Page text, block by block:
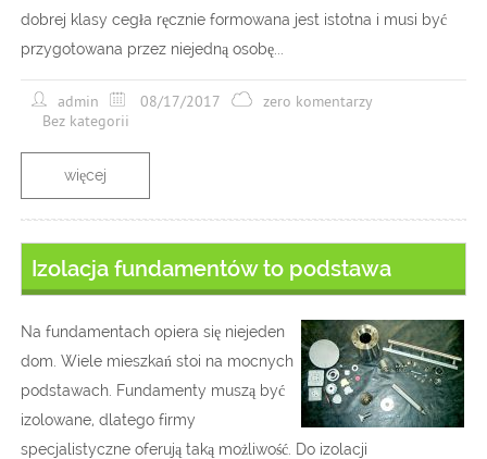
dobrej klasy cegła ręcznie formowana jest istotna i musi być
przygotowana przez niejedną osobę...
admin 08/17/2017
zero komentarzy
Bez kategorii
więcej
Izolacja fundamentów to podstawa
Na fundamentach opiera się niejeden
dom. Wiele mieszkań stoi na mocnych
podstawach. Fundamenty muszą być
izolowane, dlatego firmy
specjalistyczne oferują taką możliwość. Do izolacji